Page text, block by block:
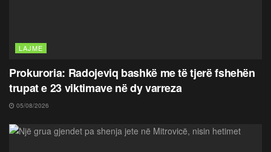
LAJME
Prokuroria: Radojeviq bashkë me të tjerë fshehën
trupat e 23 viktimave në dy varreza
05/08/2026